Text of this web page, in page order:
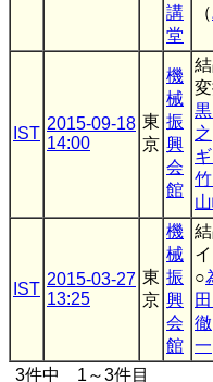
講
堂
（
IST
2015-09-18
14:00
東
京
機
械
振
興
会
館
之
IST
2015-03-27
13:25
東
京
機
械
振
興
会
館
○
徹
一
3件中 1～3件目